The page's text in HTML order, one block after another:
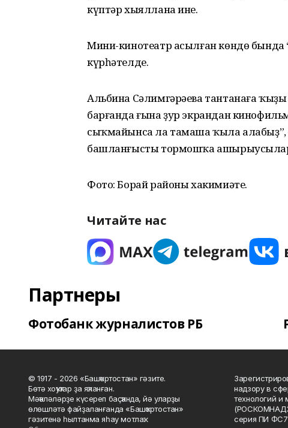
күптәр хыяллана ине.
Мини-кинотеатр асылған көндө бында
күрһәтелде.
Альбина Сәлимгәрәева тантанаға
барғанда ғына ҙур экрандан
сыҡмайынса ла тамаша ҡыла алабыҙ”,
башланғысты тормошҡа
Фото: Борай районы хакимиәте.
Читайте нас
Партнеры
Фотобанк журналистов РБ
© 1917 - 2026 «Башҡортостан» гәзите.
Бөтә хоҡуҡтар ҙа яҡланған.
Мәҡәләләрҙе күсереп баҫҡанда, йә уларҙы
өлөшләтә файҙаланғанда «Башҡортостан»
гәзитенә һылтанма яһау мотлаҡ.
надзору в
технологий и
серия ПИ